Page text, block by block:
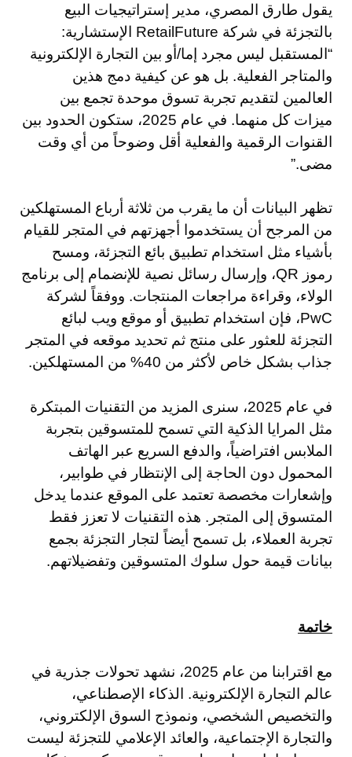
يقول طارق المصري، مدير إستراتيجيات البيع
بالتجزئة في شركة RetailFuture الإستشارية:
“المستقبل ليس مجرد إما/أو بين التجارة الإلكترونية
والمتاجر الفعلية. بل هو عن كيفية دمج هذين
العالمين لتقديم تجربة تسوق موحدة تجمع بين
ميزات كل منهما. في عام 2025، ستكون الحدود بين
القنوات الرقمية والفعلية أقل وضوحاً من أي وقت
مضى.”
تظهر البيانات أن ما يقرب من ثلاثة أرباع المستهلكين
من المرجح أن يستخدموا أجهزتهم في المتجر للقيام
بأشياء مثل استخدام تطبيق بائع التجزئة، ومسح
رموز QR، وإرسال رسائل نصية للإنضمام إلى برنامج
الولاء، وقراءة مراجعات المنتجات. ووفقاً لشركة
PwC، فإن استخدام تطبيق أو موقع ويب لبائع
التجزئة للعثور على منتج ثم تحديد موقعه في المتجر
جذاب بشكل خاص لأكثر من 40% من المستهلكين.
في عام 2025، سنرى المزيد من التقنيات المبتكرة
مثل المرايا الذكية التي تسمح للمتسوقين بتجربة
الملابس افتراضياً، والدفع السريع عبر الهاتف
المحمول دون الحاجة إلى الإنتظار في طوابير،
وإشعارات مخصصة تعتمد على الموقع عندما يدخل
المتسوق إلى المتجر. هذه التقنيات لا تعزز فقط
تجربة العملاء، بل تسمح أيضاً لتجار التجزئة بجمع
بيانات قيمة حول سلوك المتسوقين وتفضيلاتهم.
خاتمة
مع اقترابنا من عام 2025، نشهد تحولات جذرية في
عالم التجارة الإلكترونية. الذكاء الإصطناعي،
والتخصيص الشخصي، ونموذج السوق الإلكتروني،
والتجارة الإجتماعية، والعائد الإعلامي للتجزئة ليست